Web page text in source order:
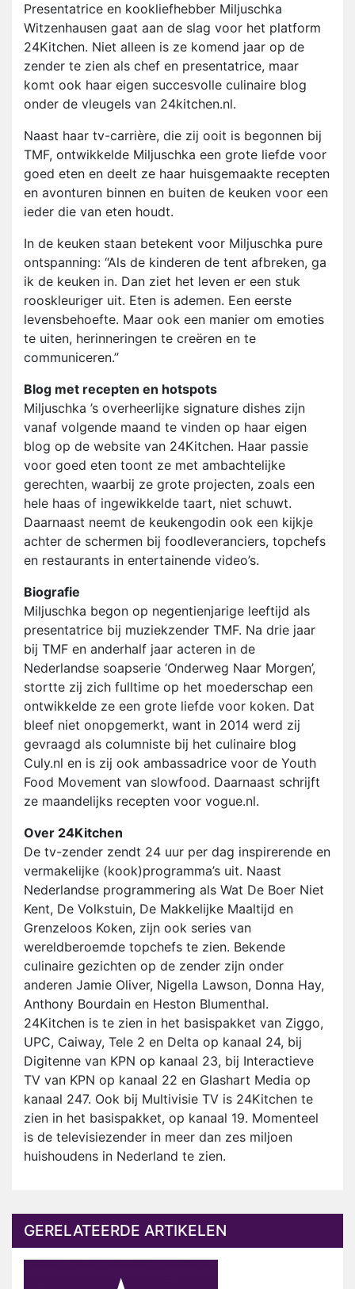
Presentatrice en kookliefhebber Miljuschka
Witzenhausen gaat aan de slag voor het platform
24Kitchen. Niet alleen is ze komend jaar op de
zender te zien als chef en presentatrice, maar
komt ook haar eigen succesvolle culinaire blog
onder de vleugels van 24kitchen.nl.
Naast haar tv-carrière, die zij ooit is begonnen bij
TMF, ontwikkelde Miljuschka een grote liefde voor
goed eten en deelt ze haar huisgemaakte recepten
en avonturen binnen en buiten de keuken voor een
ieder die van eten houdt.
In de keuken staan betekent voor Miljuschka pure
ontspanning: “Als de kinderen de tent afbreken, ga
ik de keuken in. Dan ziet het leven er een stuk
rooskleuriger uit. Eten is ademen. Een eerste
levensbehoefte. Maar ook een manier om emoties
te uiten, herinneringen te creëren en te
communiceren.”
Blog met recepten en hotspots
Miljuschka ’s overheerlijke signature dishes zijn
vanaf volgende maand te vinden op haar eigen
blog op de website van 24Kitchen. Haar passie
voor goed eten toont ze met ambachtelijke
gerechten, waarbij ze grote projecten, zoals een
hele haas of ingewikkelde taart, niet schuwt.
Daarnaast neemt de keukengodin ook een kijkje
achter de schermen bij foodleveranciers, topchefs
en restaurants in entertainende video’s.
Biografie
Miljuschka begon op negentienjarige leeftijd als
presentatrice bij muziekzender TMF. Na drie jaar
bij TMF en anderhalf jaar acteren in de
Nederlandse soapserie ‘Onderweg Naar Morgen’,
stortte zij zich fulltime op het moederschap een
ontwikkelde ze een grote liefde voor koken. Dat
bleef niet onopgemerkt, want in 2014 werd zij
gevraagd als columniste bij het culinaire blog
Culy.nl en is zij ook ambassadrice voor de Youth
Food Movement van slowfood. Daarnaast schrijft
ze maandelijks recepten voor vogue.nl.
Over 24Kitchen
De tv-zender zendt 24 uur per dag inspirerende en
vermakelijke (kook)programma’s uit. Naast
Nederlandse programmering als Wat De Boer Niet
Kent, De Volkstuin, De Makkelijke Maaltijd en
Grenzeloos Koken, zijn ook series van
wereldberoemde topchefs te zien. Bekende
culinaire gezichten op de zender zijn onder
anderen Jamie Oliver, Nigella Lawson, Donna Hay,
Anthony Bourdain en Heston Blumenthal.
24Kitchen is te zien in het basispakket van Ziggo,
UPC, Caiway, Tele 2 en Delta op kanaal 24, bij
Digitenne van KPN op kanaal 23, bij Interactieve
TV van KPN op kanaal 22 en Glashart Media op
kanaal 247. Ook bij Multivisie TV is 24Kitchen te
zien in het basispakket, op kanaal 19. Momenteel
is de televisiezender in meer dan zes miljoen
huishoudens in Nederland te zien.
GERELATEERDE ARTIKELEN